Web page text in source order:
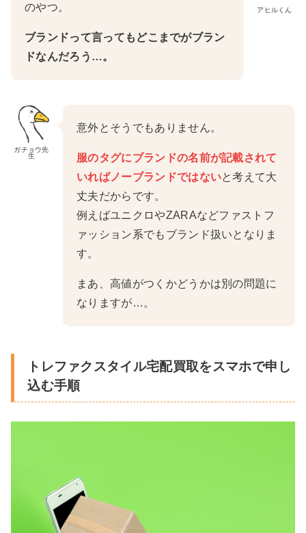
アヒルくん
のやつ。
ブランドって言ってもどこまでがブラン
ドなんだろう…。
ガチョウ先
生
意外とそうでもありません。
服のタグにブランドの名前が記載されて
いればノーブランドではないと考えて大
丈夫だからです。
例えばユニクロやZARAなどファストフ
ァッション系でもブランド扱いとなりま
す。
まあ、高値がつくかどうかは別の問題に
なりますが…。
トレファクスタイル宅配買取をスマホで申し
込む手順